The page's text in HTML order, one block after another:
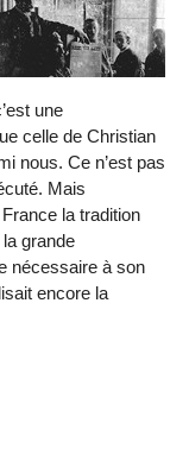
une
celle de Christian
nous. Ce n’est pas
Mais
la tradition
grande
nécessaire à son
encore la